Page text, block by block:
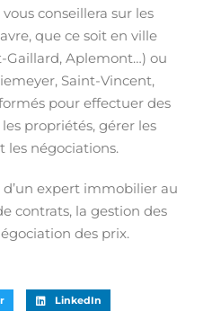
conseillera sur les
que ce soit en ville
Gaillard, Aplemont…) ou
Saint-Vincent,
pour effectuer des
propriétés, gérer les
les négociations.
d’un expert immobilier au
contrats, la gestion des
des prix.
LinkedIn